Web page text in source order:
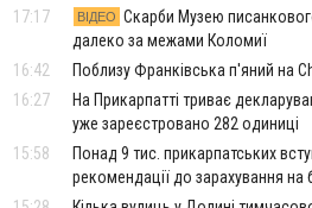
17:17 ВІДЕО Скарби Музею
далеко за межами Коломиї
16:42
Поблизу Франківська п'яний на
16:27
На Прикарпатті триває
уже зареєстровано 282 одиниці
15:58
Понад 9 тис. прикарпатських
рекомендації до зарахування на